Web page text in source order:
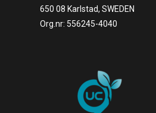
650 08 Karlstad, SWEDEN
Org.nr: 556245-4040